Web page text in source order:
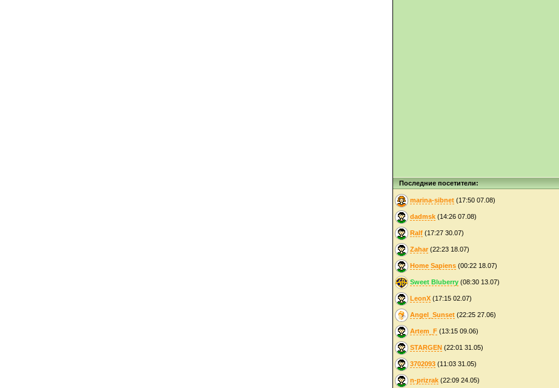
Последние посетители:
marina-sibnet (17:50 07.08)
dadmsk (14:26 07.08)
Ralf (17:27 30.07)
Zahar (22:23 18.07)
Home Sapiens (00:22 18.07)
Sweet Bluberry (08:30 13.07)
LeonX (17:15 02.07)
Angel_Sunset (22:25 27.06)
Artem_F (13:15 09.06)
STARGEN (22:01 31.05)
3702093 (11:03 31.05)
n-prizrak (22:09 24.05)